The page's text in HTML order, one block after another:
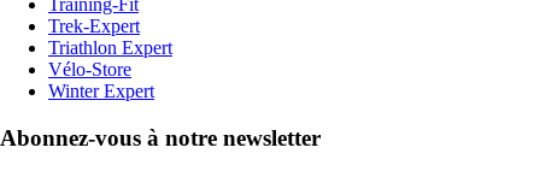
Training-Fit
Trek-Expert
Triathlon Expert
Vélo-Store
Winter Expert
Abonnez-vous à notre newsletter